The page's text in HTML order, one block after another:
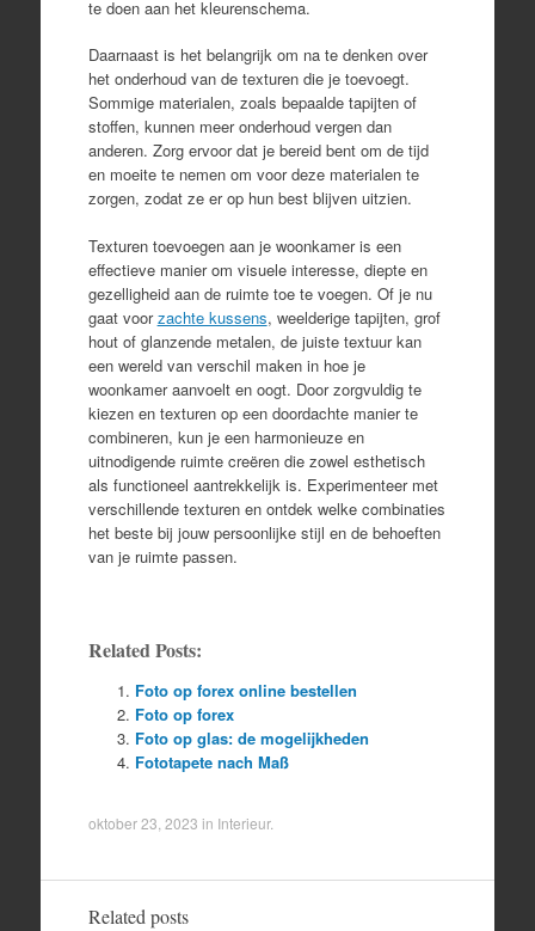
te doen aan het kleurenschema.
Daarnaast is het belangrijk om na te denken over
het onderhoud van de texturen die je toevoegt.
Sommige materialen, zoals bepaalde tapijten of
stoffen, kunnen meer onderhoud vergen dan
anderen. Zorg ervoor dat je bereid bent om de tijd
en moeite te nemen om voor deze materialen te
zorgen, zodat ze er op hun best blijven uitzien.
Texturen toevoegen aan je woonkamer is een
effectieve manier om visuele interesse, diepte en
gezelligheid aan de ruimte toe te voegen. Of je nu
gaat voorzachte kussens, weelderige tapijten, grof
hout of glanzende metalen, de juiste textuur kan
een wereld van verschil maken in hoe je
woonkamer aanvoelt en oogt. Door zorgvuldig te
kiezen en texturen op een doordachte manier te
combineren, kun je een harmonieuze en
uitnodigende ruimte creëren die zowel esthetisch
als functioneel aantrekkelijk is. Experimenteer met
verschillende texturen en ontdek welke combinaties
het beste bij jouw persoonlijke stijl en de behoeften
van je ruimte passen.
Related Posts:
Foto op forex online bestellen
Foto op forex
Foto op glas: de mogelijkheden
Fototapete nach Maß
oktober 23, 2023 in Interieur.
Related posts